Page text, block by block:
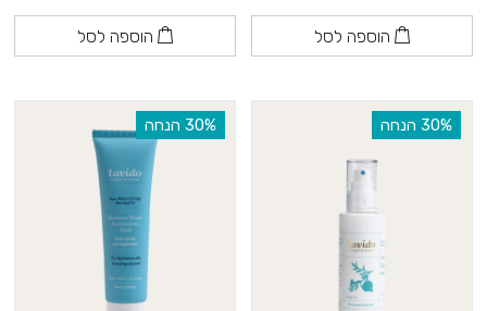
הוספה לסל הוספה לסל
‫30% הנחה ‫30% הנחה